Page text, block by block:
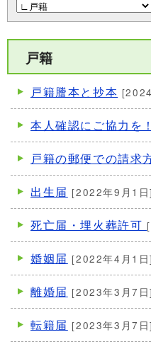
戸籍
戸籍謄本と抄本
本人確認にご協力を！
戸籍の郵便での請求
出生届 [2022年9月1日]
死亡届・埋火葬許可
婚姻届 [2022年4月1日]
離婚届 [2023年3月7日]
転籍届 [2023年3月7日]